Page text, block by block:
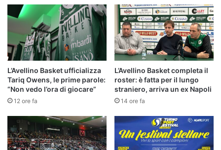
del
suo
piazzamento
L’Avellino Basket ufficializza
Tariq Owens, le prime parole:
“Non vedo l’ora di giocare”
12 ore fa
L’Avellino Basket completa il
roster: è fatta per il lungo
straniero, arriva un ex Napoli
14 ore fa